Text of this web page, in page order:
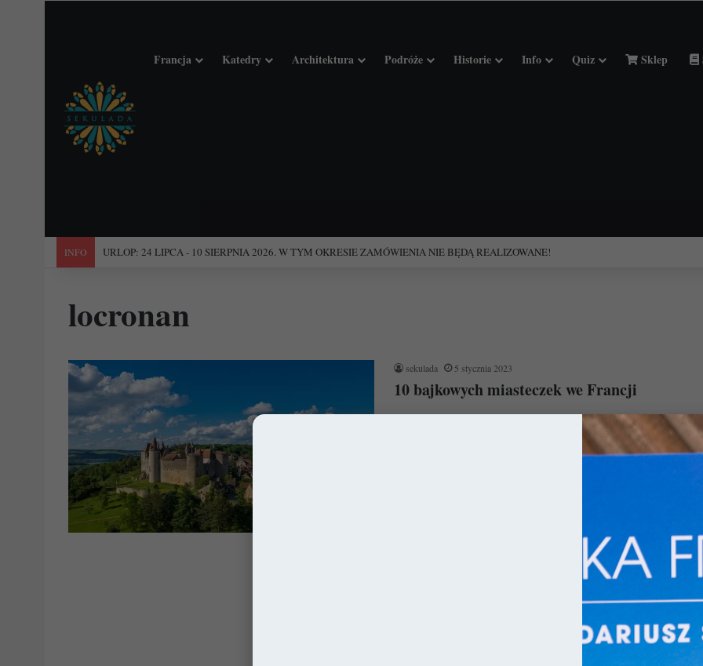
Francja Katedry Architektura Podróże Historie Info Quiz Sklep
INFO "Święta Francja". Przewodnik po 101 średniowiecznych kościołach Francji.
locronan
sekulada 5 stycznia 2023
10 bajkowych miasteczek we Francji
Ilość pięknych miejsc we Francji jest wręcz zatrważająca i
chyba w każdej wiosce znajdzie się coś wartego uwagi. Oto